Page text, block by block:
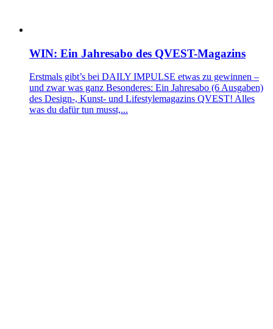
WIN: Ein Jahresabo des QVEST-Magazins
Erstmals gibt’s bei DAILY IMPULSE etwas zu gewinnen –
und zwar was ganz Besonderes: Ein Jahresabo (6 Ausgaben)
des Design-, Kunst- und Lifestylemagazins QVEST! Alles
was du dafür tun musst,...